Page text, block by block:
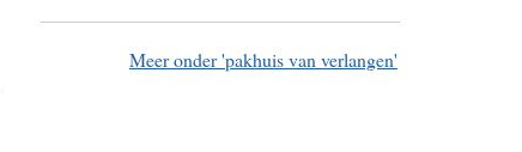
Meer onder 'pakhuis van verlangen'